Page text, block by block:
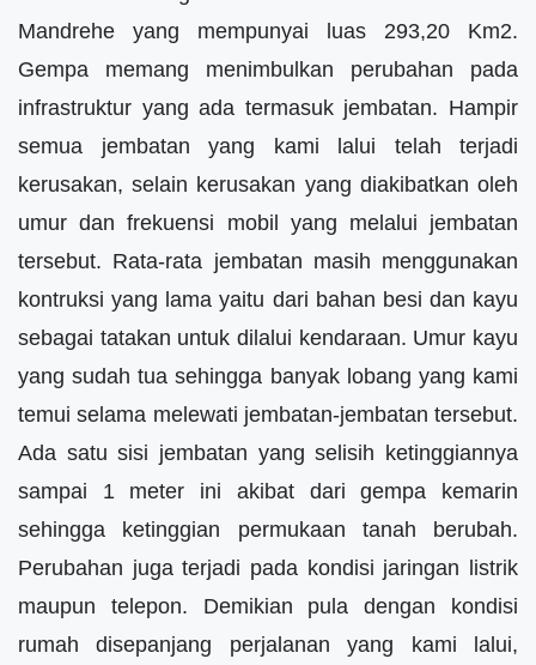
Mandrehe yang mempunyai luas 293,20 Km2.
Gempa memang menimbulkan perubahan pada
infrastruktur yang ada termasuk jembatan. Hampir
semua jembatan yang kami lalui telah terjadi
kerusakan, selain kerusakan yang diakibatkan oleh
umur dan frekuensi mobil yang melalui jembatan
tersebut. Rata-rata jembatan masih menggunakan
kontruksi yang lama yaitu dari bahan besi dan kayu
sebagai tatakan untuk dilalui kendaraan. Umur kayu
yang sudah tua sehingga banyak lobang yang kami
temui selama melewati jembatan-jembatan tersebut.
Ada satu sisi jembatan yang selisih ketinggiannya
sampai 1 meter ini akibat dari gempa kemarin
sehingga ketinggian permukaan tanah berubah.
Perubahan juga terjadi pada kondisi jaringan listrik
maupun telepon. Demikian pula dengan kondisi
rumah disepanjang perjalanan yang kami lalui,